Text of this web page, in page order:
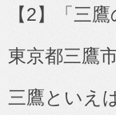
【2】「三
東京都三鷹市
三鷹といえ